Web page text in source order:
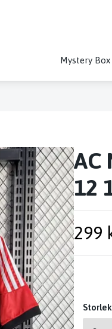
Mystery Box
AC
12
299
Storlek